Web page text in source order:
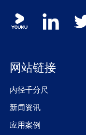
Social media contacts
youku linkedin
网站链接
内径千分尺
新闻资讯
应用案例